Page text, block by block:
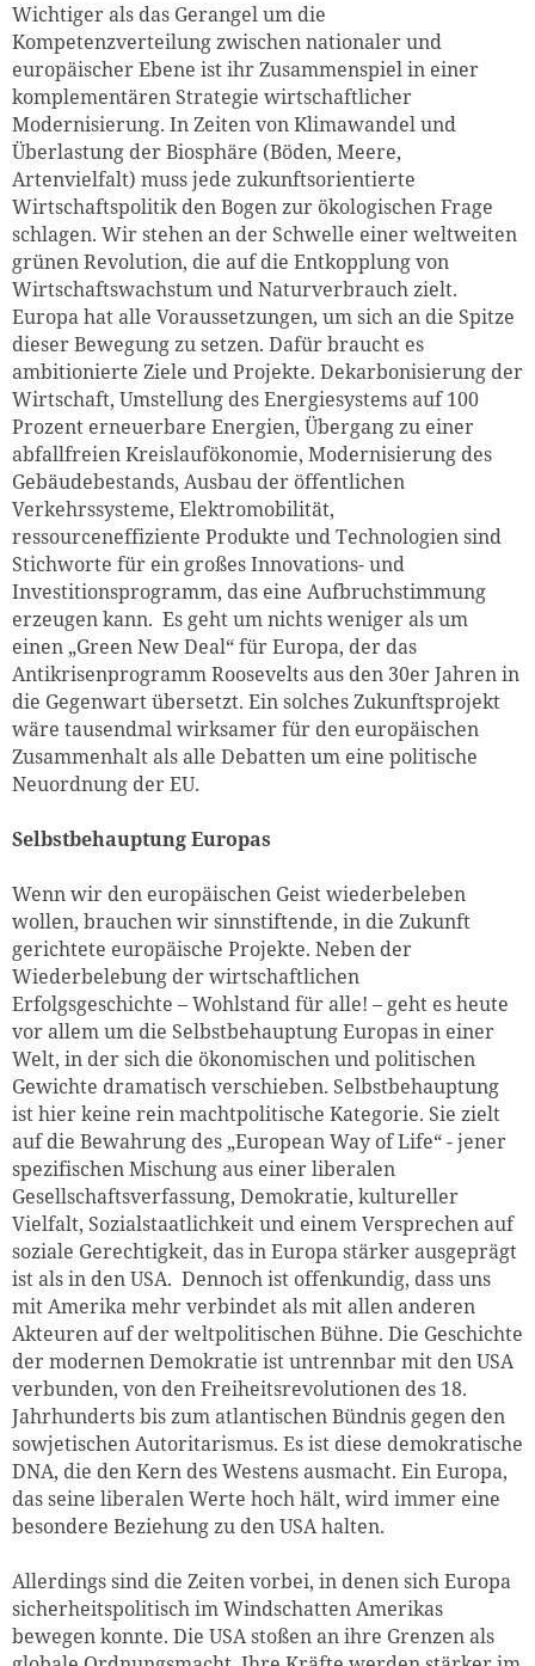
Wichtiger als das Gerangel um die
Kompetenzverteilung zwischen nationaler und
europäischer Ebene ist ihr Zusammenspiel in einer
komplementären Strategie wirtschaftlicher
Modernisierung. In Zeiten von Klimawandel und
Überlastung der Biosphäre (Böden, Meere,
Artenvielfalt) muss jede zukunftsorientierte
Wirtschaftspolitik den Bogen zur ökologischen Frage
schlagen. Wir stehen an der Schwelle einer weltweiten
grünen Revolution, die auf die Entkopplung von
Wirtschaftswachstum und Naturverbrauch zielt.
Europa hat alle Voraussetzungen, um sich an die Spitze
dieser Bewegung zu setzen. Dafür braucht es
ambitionierte Ziele und Projekte. Dekarbonisierung der
Wirtschaft, Umstellung des Energiesystems auf 100
Prozent erneuerbare Energien, Übergang zu einer
abfallfreien Kreislaufökonomie, Modernisierung des
Gebäudebestands, Ausbau der öffentlichen
Verkehrssysteme, Elektromobilität,
ressourceneffiziente Produkte und Technologien sind
Stichworte für ein großes Innovations- und
Investitionsprogramm, das eine Aufbruchstimmung
erzeugen kann. Es geht um nichts weniger als um
einen „Green New Deal“ für Europa, der das
Antikrisenprogramm Roosevelts aus den 30er Jahren in
die Gegenwart übersetzt. Ein solches Zukunftsprojekt
wäre tausendmal wirksamer für den europäischen
Zusammenhalt als alle Debatten um eine politische
Neuordnung der EU.
Selbstbehauptung Europas
Wenn wir den europäischen Geist wiederbeleben
wollen, brauchen wir sinnstiftende, in die Zukunft
gerichtete europäische Projekte. Neben der
Wiederbelebung der wirtschaftlichen
Erfolgsgeschichte – Wohlstand für alle! – geht es heute
vor allem um die Selbstbehauptung Europas in einer
Welt, in der sich die ökonomischen und politischen
Gewichte dramatisch verschieben. Selbstbehauptung
ist hier keine rein machtpolitische Kategorie. Sie zielt
auf die Bewahrung des „European Way of Life“ - jener
spezifischen Mischung aus einer liberalen
Gesellschaftsverfassung, Demokratie, kultureller
Vielfalt, Sozialstaatlichkeit und einem Versprechen auf
soziale Gerechtigkeit, das in Europa stärker ausgeprägt
ist als in den USA. Dennoch ist offenkundig, dass uns
mit Amerika mehr verbindet als mit allen anderen
Akteuren auf der weltpolitischen Bühne. Die Geschichte
der modernen Demokratie ist untrennbar mit den USA
verbunden, von den Freiheitsrevolutionen des 18.
Jahrhunderts bis zum atlantischen Bündnis gegen den
sowjetischen Autoritarismus. Es ist diese demokratische
DNA, die den Kern des Westens ausmacht. Ein Europa,
das seine liberalen Werte hoch hält, wird immer eine
besondere Beziehung zu den USA halten.
Allerdings sind die Zeiten vorbei, in denen sich Europa
sicherheitspolitisch im Windschatten Amerikas
bewegen konnte. Die USA stoßen an ihre Grenzen als